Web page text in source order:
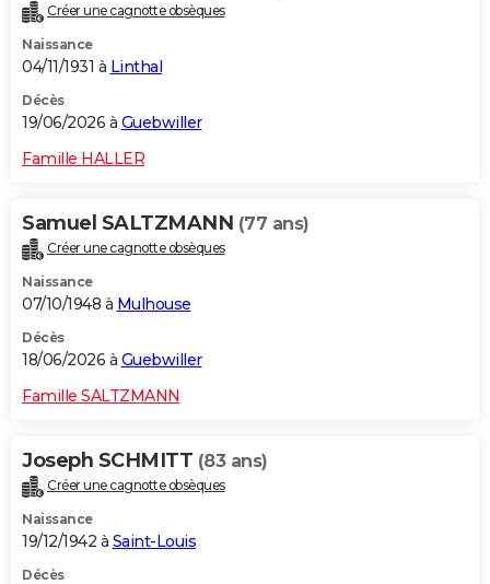
Créer une cagnotte obsèques
Naissance
04/11/1931 à Linthal
Décès
19/06/2026 à Guebwiller
Famille HALLER
Samuel SALTZMANN (77 ans)
Créer une cagnotte obsèques
Naissance
07/10/1948 à Mulhouse
Décès
18/06/2026 à Guebwiller
Famille SALTZMANN
Joseph SCHMITT (83 ans)
Créer une cagnotte obsèques
Naissance
19/12/1942 à Saint-Louis
Décès